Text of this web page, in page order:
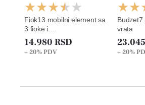
Fiok13 mobilni element sa
3 fioke i
tockicima:42x50x63cm
14.980 RSD
+ 20%PDV
Budzet7
vrata
+ 20%